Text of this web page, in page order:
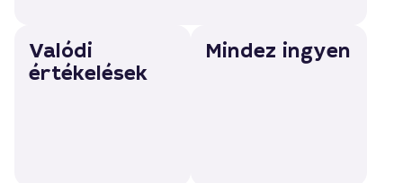
Valódi
értékelések
Mindez ingyen